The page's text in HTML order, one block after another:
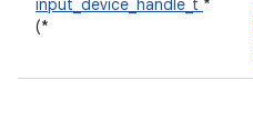
input_device_handle_t *
(*